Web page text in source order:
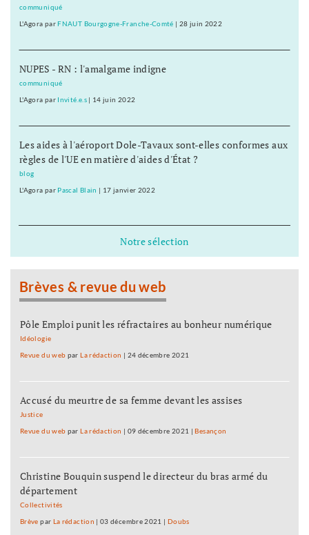
communiqué
L'Agora parFNAUT Bourgogne-Franche-Comté | 28 juin 2022
NUPES - RN : l'amalgame indigne
communiqué
L'Agora par Invité.e.s| 14 juin 2022
Les aides à l'aéroport Dole-Tavaux sont-elles conformes aux
règles de l'UE en matière d'aides d'État ?
blog
L'Agora par Pascal Blain | 17 janvier 2022
Notre sélection
Brèves & revue du web
Pôle Emploi punit les réfractaires au bonheur numérique
Idéologie
Revue du web parLa rédaction | 24 décembre 2021
Accusé du meurtre de sa femme devant les assises
Justice
Revue du web parLa rédaction | 09 décembre 2021 |Besançon
Christine Bouquin suspend le directeur du bras armé du
département
Collectivités
Brève par La rédaction |03 décembre 2021 | Doubs